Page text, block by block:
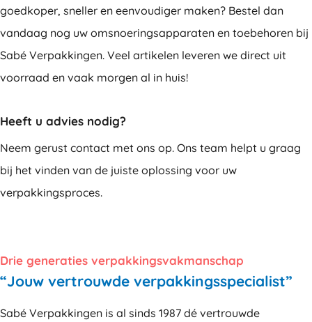
goedkoper, sneller en eenvoudiger maken? Bestel dan
vandaag nog uw omsnoeringsapparaten en toebehoren bij
Sabé Verpakkingen. Veel artikelen leveren we direct uit
voorraad en vaak morgen al in huis!
Heeft u advies nodig?
Neem gerust contact met ons op. Ons team helpt u graag
bij het vinden van de juiste oplossing voor uw
verpakkingsproces.
Drie generaties verpakkingsvakmanschap
“Jouw vertrouwde verpakkingsspecialist”
Sabé Verpakkingen is al sinds 1987 dé vertrouwde